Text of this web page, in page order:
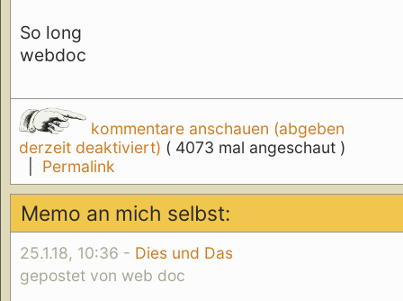
So long
webdoc
kommentare anschauen (abgeben
derzeit deaktiviert) ( 4073 mal angeschaut )
Permalink
Memo an mich selbst:
25.1.18, 10:36 - Dies und Das
gepostet von web doc